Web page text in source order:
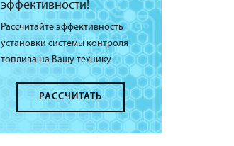
эффективности!
Рассчитайте эффективность
установки системы контроля
топлива на Вашу технику.
РАССЧИТАТЬ